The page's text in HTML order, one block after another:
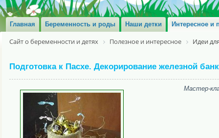
Главная Беременность и роды Наши детки Интересное и
Сайт о беременности и детях Полезное и интересное Идеи
Подготовка к Пасхе. Декорирование железной
Мастер-